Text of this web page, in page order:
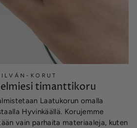
KORUT
timanttikoru
Laatukorun omalla
Hyvinkäällä. Korujemme
vain parhaita materiaaleja, kuten